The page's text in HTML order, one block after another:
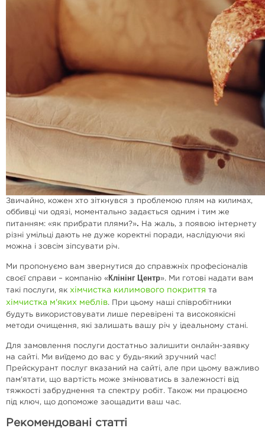
Звичайно, кожен хто зіткнувся з проблемою плям на килимах,
оббивці чи одязі, моментально задається одним і тим же
питанням: «як прибрати плями?». На жаль, з появою інтернету
різні умільці дають не дуже коректні поради, наслідуючи які
можна і зовсім зіпсувати річ.
Ми пропонуємо вам звернутися до справжніх професіоналів
своєї справи – компанію «Клінінг Центр». Ми готові надати вам
такі послуги, як хімчистка килимового покриття та
хімчистка м'яких меблів. При цьому наші співробітники
будуть використовувати лише перевірені та високоякісні
методи очищення, які залишать вашу річ у ідеальному стані.
Для замовлення послуги достатньо залишити онлайн-заявку
на сайті. Ми виїдемо до вас у будь-який зручний час!
Прейскурант послуг вказаний на сайті, але при цьому важливо
пам'ятати, що вартість може змінюватись в залежності від
тяжкості забруднення та спектру робіт. Також ми працюємо
під ключ, що допоможе заощадити ваш час.
Рекомендовані статті